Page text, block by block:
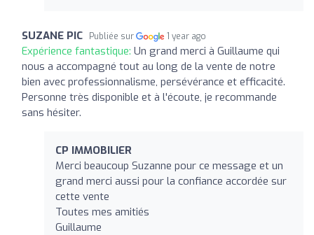
SUZANE PIC Publiée sur 1 year ago
Expérience fantastique: Un grand merci à Guillaume qui
nous a accompagné tout au long de la vente de notre
bien avec professionnalisme, persévérance et efficacité.
Personne très disponible et à l'écoute, je recommande
sans hésiter.
CP IMMOBILIER
Merci beaucoup Suzanne pour ce message et un
grand merci aussi pour la confiance accordée sur
cette vente
Toutes mes amitiés
Guillaume